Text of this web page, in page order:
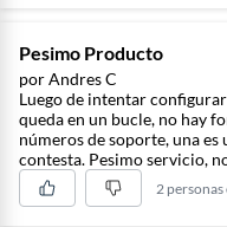
Pesimo Producto
por Andres C
Luego de intentar
queda en un bucle, no hay
números de soporte, una
contesta. Pesimo servicio,
2